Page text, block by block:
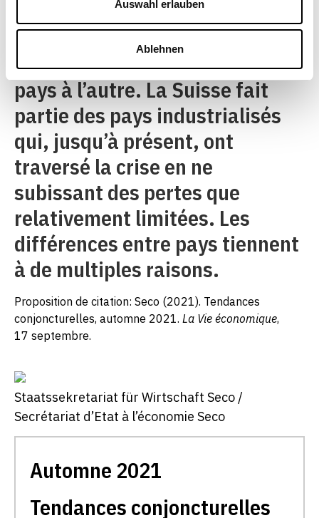
Auswahl erlauben
Ablehnen
chute du PIB de l’après-guerre.
Cependant, les pertes de PIB
ont été très différentes d’un
pays à l’autre. La Suisse fait
partie des pays industrialisés
qui, jusqu’à présent, ont
traversé la crise en ne
subissant des pertes que
relativement limitées. Les
différences entre pays tiennent
à de multiples raisons.
Proposition de citation: Seco (2021). Tendances
conjoncturelles, automne 2021. La Vie économique,
17 septembre.
Staatssekretariat für Wirtschaft Seco /
Secrétariat d’Etat à l’économie Seco
Automne 2021
Tendances conjoncturelles